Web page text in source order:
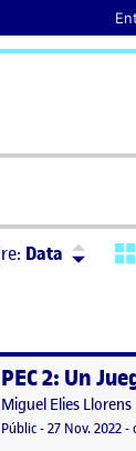
Data Ordre:
plataformas
per
Publicat per
Miguel Elies Llorens
Visibilitat:
Públic-Data de
27 Nov. 2022-